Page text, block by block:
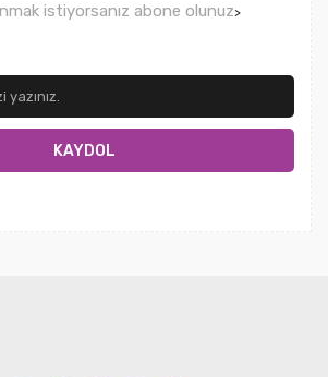
istiyorsanız abone olunuz>
KAYDOL